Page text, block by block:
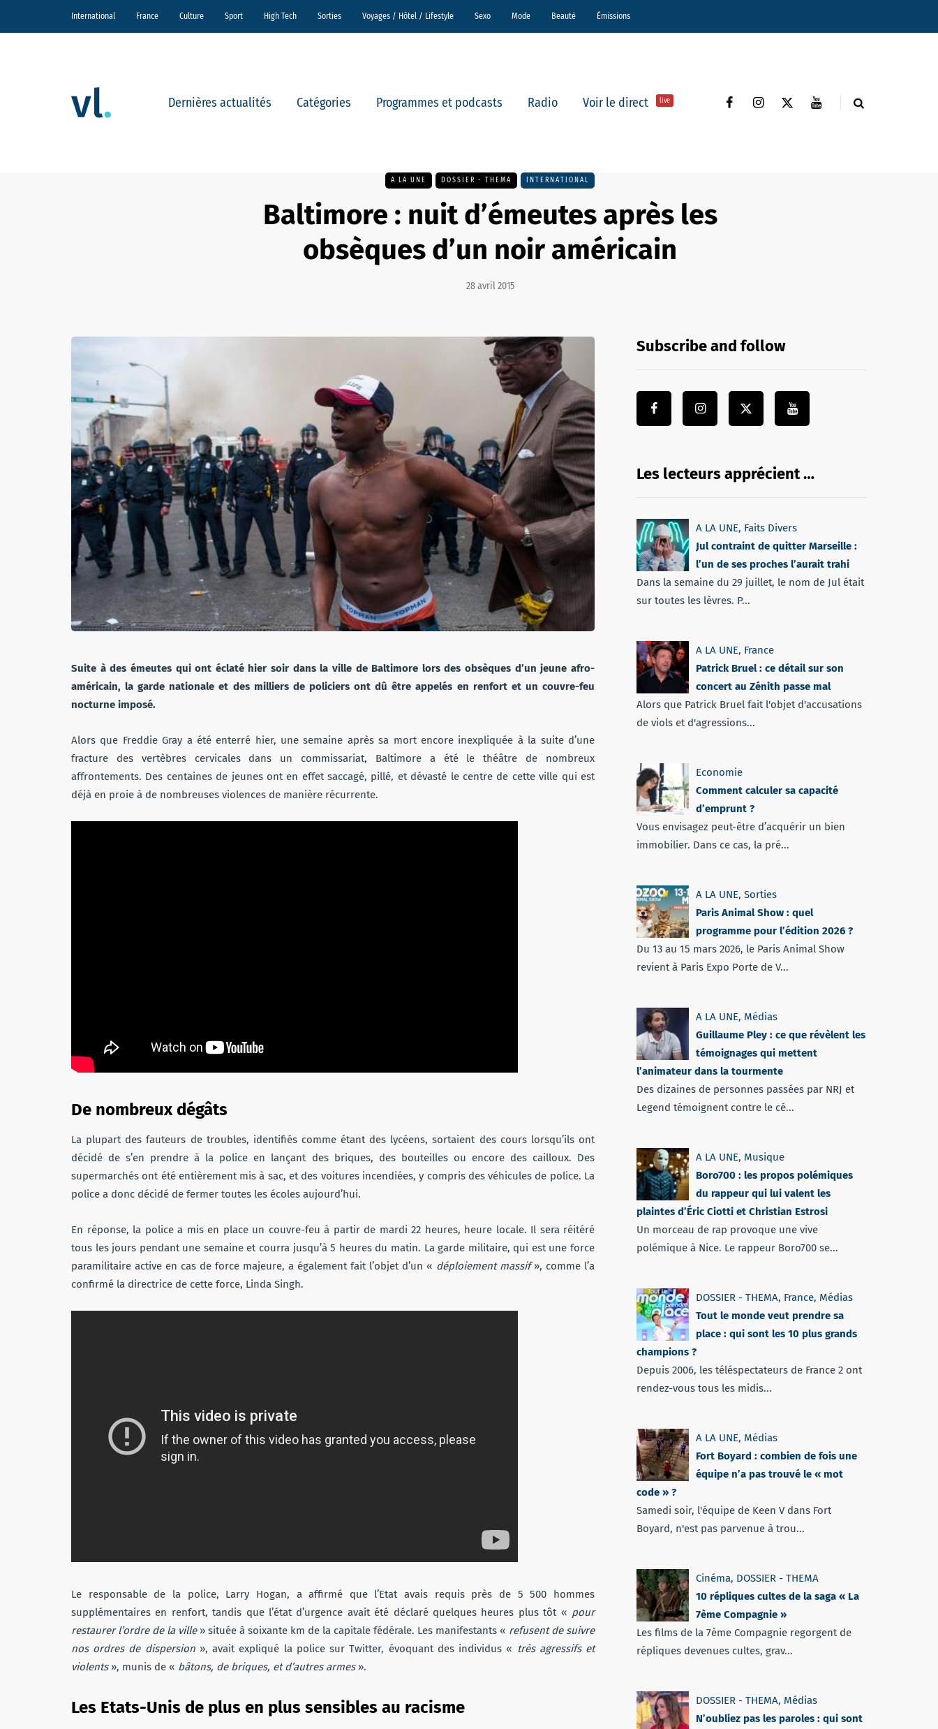
International France Culture Sport High Tech Sorties Voyages / Hôtel / Lifestyle Sexo Mode Beauté Émissions
Dernières actualités Catégories Programmes et podcasts Radio Voir le direct live
A LA UNE DOSSIER - THEMA INTERNATIONAL
Baltimore : nuit d’émeutes après les
obsèques d’un noir américain
28 avril 2015
Suite à des émeutes qui ont éclaté hier soir dans la ville de Baltimore lors des obsèques d’un jeune afro-
américain, la garde nationale et des milliers de policiers ont dû être appelés en renfort et un couvre-feu
nocturne imposé.
Alors que Freddie Gray a été enterré hier, une semaine après sa mort encore inexpliquée à la suite d’une
fracture des vertèbres cervicales dans un commissariat, Baltimore a été le théâtre de nombreux
affrontements. Des centaines de jeunes ont en effet saccagé, pillé, et dévasté le centre de cette ville qui est
déjà en proie à de nombreuses violences de manière récurrente.
De nombreux dégâts
La plupart des fauteurs de troubles, identifiés comme étant des lycéens, sortaient des cours lorsqu’ils ont
décidé de s’en prendre à la police en lançant des briques, des bouteilles ou encore des cailloux. Des
supermarchés ont été entièrement mis à sac, et des voitures incendiées, y compris des véhicules de police. La
police a donc décidé de fermer toutes les écoles aujourd’hui.
En réponse, la police a mis en place un couvre-feu à partir de mardi 22 heures, heure locale. Il sera réitéré
tous les jours pendant une semaine et courra jusqu’à 5 heures du matin. La garde militaire, qui est une force
paramilitaire active en cas de force majeure, a également fait l’objet d’un « déploiement massif», comme l’a
confirmé la directrice de cette force, Linda Singh.
Le responsable de la police, Larry Hogan, a affirmé que l’Etat avais requis près de 5 500 hommes
supplémentaires en renfort, tandis que l’état d’urgence avait été déclaré quelques heures plus tôt « pour
restaurer l’ordre de la ville» située à soixante km de la capitale fédérale. Les manifestants « refusent de suivre
nos ordres de dispersion», avait expliqué la police sur Twitter, évoquant des individus « très agressifs et
violents», munis de « bâtons, de briques, et d’autres armes».
Les Etats-Unis de plus en plus sensibles au racisme
Subscribe and follow
Les lecteurs apprécient …
A LA UNE, Faits Divers
Jul contraint de quitter Marseille :
l’un de ses proches l’aurait trahi
Dans la semaine du 29 juillet, le nom de Jul était
sur toutes les lèvres. P...
A LA UNE, France
Patrick Bruel : ce détail sur son
concert au Zénith passe mal
Alors que Patrick Bruel fait l'objet d'accusations
de viols et d'agressions...
Economie
Comment calculer sa capacité
d’emprunt ?
Vous envisagez peut-être d’acquérir un bien
immobilier. Dans ce cas, la pré...
A LA UNE, Sorties
Paris Animal Show : quel
programme pour l’édition 2026 ?
Du 13 au 15 mars 2026, le Paris Animal Show
revient à Paris Expo Porte de V...
A LA UNE, Médias
Guillaume Pley : ce que révèlent les
témoignages qui mettent
l’animateur dans la tourmente
Des dizaines de personnes passées par NRJ et
Legend témoignent contre le cé...
A LA UNE, Musique
Boro700 : les propos polémiques
du rappeur qui lui valent les
plaintes d’Éric Ciotti et Christian Estrosi
Un morceau de rap provoque une vive
polémique à Nice. Le rappeur Boro700 se...
DOSSIER - THEMA, France, Médias
Tout le monde veut prendre sa
place : qui sont les 10 plus grands
champions ?
Depuis 2006, les téléspectateurs de France 2 ont
rendez-vous tous les midis...
A LA UNE, Médias
Fort Boyard : combien de fois une
équipe n’a pas trouvé le « mot
code » ?
Samedi soir, l'équipe de Keen V dans Fort
Boyard, n'est pas parvenue à trou...
Cinéma, DOSSIER - THEMA
10 répliques cultes de la saga « La
7ème Compagnie »
Les films de la 7ème Compagnie regorgent de
répliques devenues cultes, grav...
DOSSIER - THEMA, Médias
N’oubliez pas les paroles : qui sont